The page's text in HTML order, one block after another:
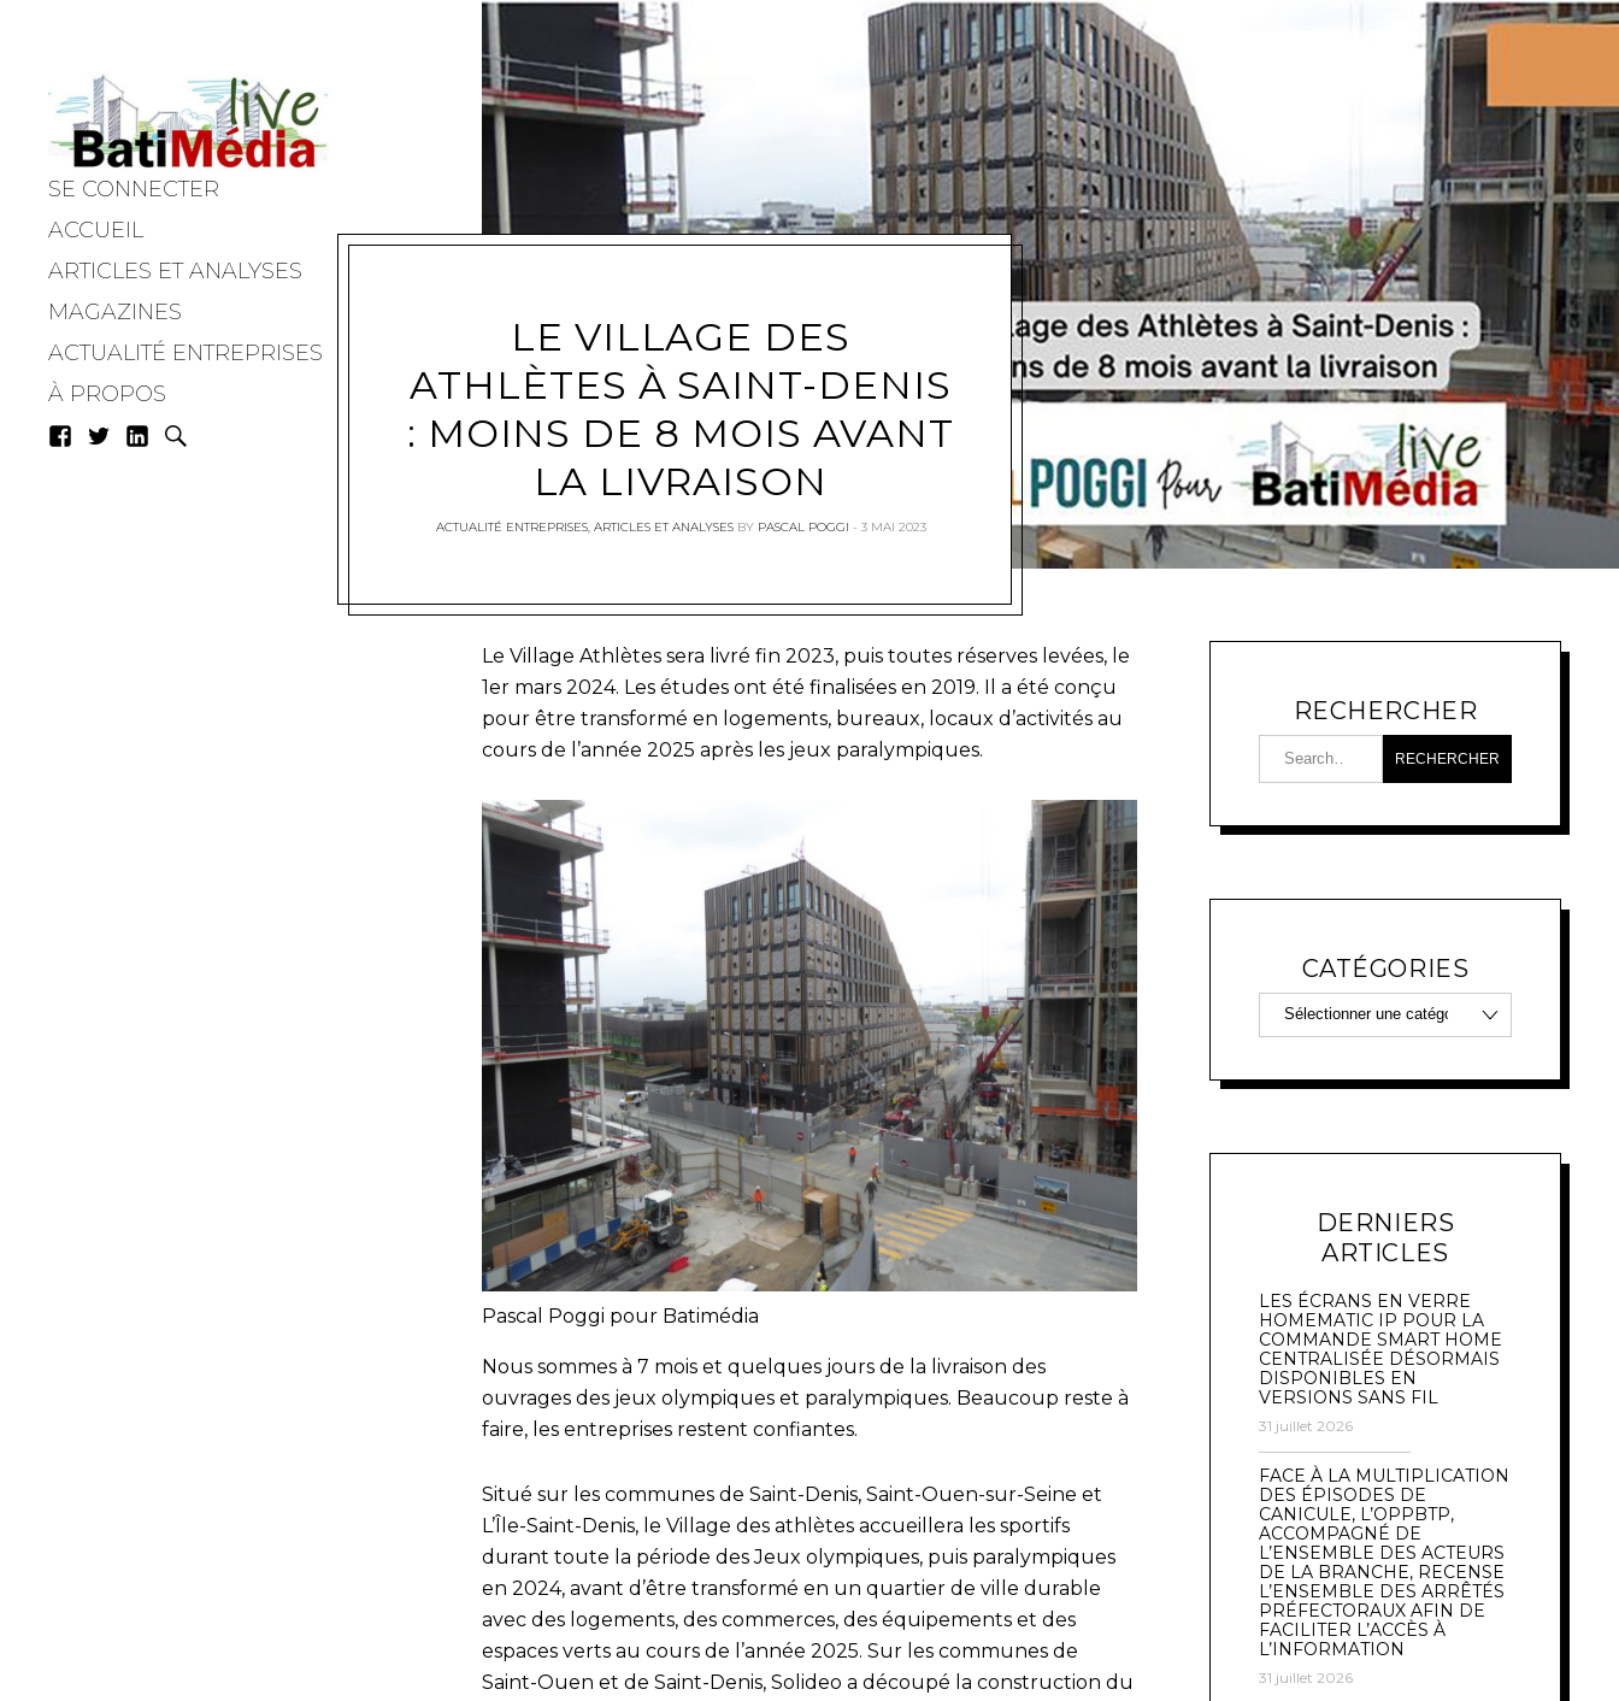
Batimedialive
SE CONNECTER
ACCUEIL
ARTICLES ET ANALYSES
MAGAZINES
ACTUALITÉ ENTREPRISES
À PROPOS
LE VILLAGE DES
ATHLÈTES À SAINT-DENIS
: MOINS DE 8 MOIS AVANT
LA LIVRAISON
ACTUALITÉ ENTREPRISES, ARTICLES ET ANALYSES BY PASCAL POGGI 3 MAI 2023
Le Village Athlètes sera livré fin 2023, puis toutes réserves levées, le
1er mars 2024. Les études ont été finalisées en 2019. Il a été conçu
pour être transformé en logements, bureaux, locaux d’activités au
cours de l’année 2025 après les jeux paralympiques.
Pascal Poggi pour Batimédia
Nous sommes à 7 mois et quelques jours de la livraison des
ouvrages des jeux olympiques et paralympiques. Beaucoup reste à
faire, les entreprises restent confiantes.
Situé sur les communes de Saint-Denis, Saint-Ouen-sur-Seine et
L’Île-Saint-Denis, le Village des athlètes accueillera les sportifs
durant toute la période des Jeux olympiques, puis paralympiques
en 2024, avant d’être transformé en un quartier de ville durable
avec des logements, des commerces, des équipements et des
espaces verts au cours de l’année 2025. Sur les communes de
Saint-Ouen et de Saint-Denis, Solideo a découpé la construction du
RECHERCHER
CATÉGORIES
DERNIERS
ARTICLES
LES ÉCRANS EN VERRE
HOMEMATIC IP POUR LA
COMMANDE SMART HOME
CENTRALISÉE DÉSORMAIS
DISPONIBLES EN
VERSIONS SANS FIL
31 juillet 2026
FACE À LA MULTIPLICATION
DES ÉPISODES DE
CANICULE, L’OPPBTP,
ACCOMPAGNÉ DE
L’ENSEMBLE DES ACTEURS
DE LA BRANCHE, RECENSE
L’ENSEMBLE DES ARRÊTÉS
PRÉFECTORAUX AFIN DE
FACILITER L’ACCÈS À
L’INFORMATION
31 juillet 2026